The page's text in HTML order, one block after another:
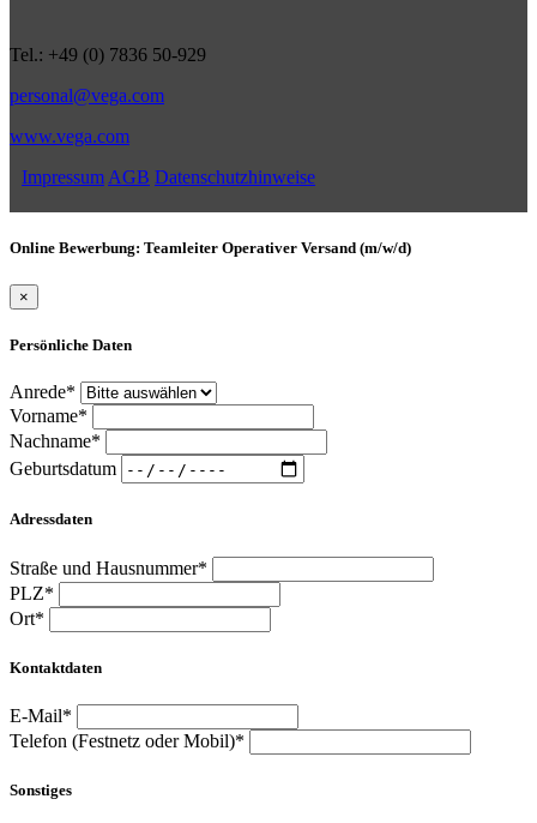
Tel.: +49 (0) 7836 50-929
personal@vega.com
www.vega.com
Impressum AGB Datenschutzhinweise
Online Bewerbung: Teamleiter Operativer Versand (m/w/d)
×
Persönliche Daten
Anrede*
Vorname*
Nachname*
Geburtsdatum
Adressdaten
Straße und Hausnummer*
PLZ*
Ort*
Kontaktdaten
E-Mail*
Telefon (Festnetz oder Mobil)*
Sonstiges